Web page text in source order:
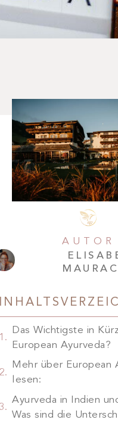
AUTOR
Das Wichtigste in
European Ayurveda?
Mehr über European
lesen:
Ayurveda in Indien
Was sind die